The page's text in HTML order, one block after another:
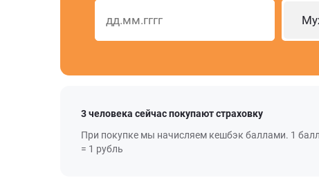
3 человека сейчас покупают страховку
При покупке мы начисляем кешбэк баллами. 1 балл
= 1 рубль